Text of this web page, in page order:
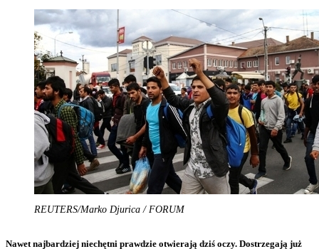
REUTERS/Marko Djurica / FORUM
Nawet najbardziej niechętni prawdzie otwierają dziś oczy. Dostrzegają już